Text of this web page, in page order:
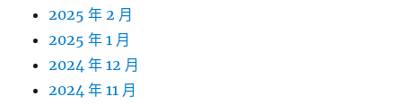
2025 年 2 月
2025 年 1 月
2024 年 12 月
2024 年 11 月